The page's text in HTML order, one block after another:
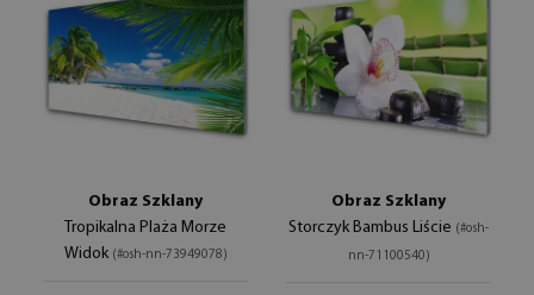
Obraz Szklany
Tropikalna Plaża Morze
Widok (#osh-nn-73949078)
Obraz Szklany
Storczyk Bambus Liście (#osh-
nn-71100540)